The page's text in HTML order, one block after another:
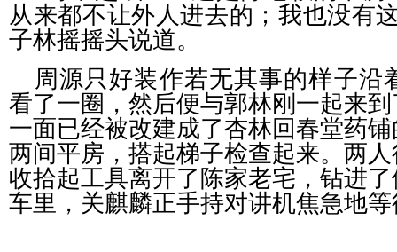
从来都不让外人进去的；我也没有
子林摇摇头说道。
周源只好装作若无其事的样子沿
看了一圈，然后便与郭林刚一起来
一面已经被改建成了杏林回春堂药
两间平房，搭起梯子检查起来。两
收拾起工具离开了陈家老宅，钻进
车里，关麒麟正手持对讲机焦急地